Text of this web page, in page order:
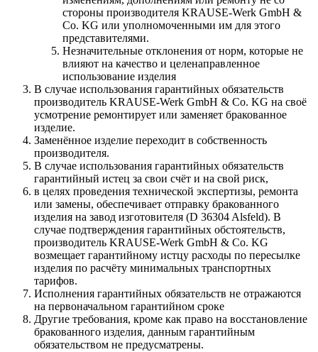
стороны производителя KRAUSE-Werk GmbH &
Со. KG или уполномоченными им для этого
представителями.
Незначительные отклонения от норм, которые не
влияют на качество и целенаправленное
использование изделия
В случае использования гарантийных обязательств
производитель KRAUSE-Werk GmbH & Со. KG на своё
усмотрение ремонтирует или заменяет бракованное
изделие.
Заменённое изделие переходит в собственность
производителя.
В случае использования гарантийных обязательств
гарантийный истец за свои счёт и на свой риск,
в целях проведения технической экспертизы, ремонта
или замены, обеспечивает отправку бракованного
изделия на завод изготовителя (D 36304 Alsfeld). В
случае подтверждения гарантийных обстоятельств,
производитель KRAUSE-Werk GmbH & Со. KG
возмещает гарантийному истцу расходы по пересылке
изделия по расчёту минимальных транспортных
тарифов.
Исполнения гарантийных обязательств не отражаются
на первоначальном гарантийном сроке
Другие требования, кроме как право на восстановление
бракованного изделия, данным гарантийным
обязательством не предусматрены.